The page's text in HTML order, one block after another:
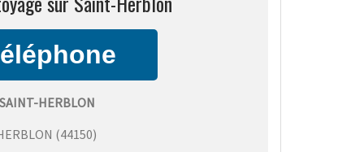
HERBLON
(44150)